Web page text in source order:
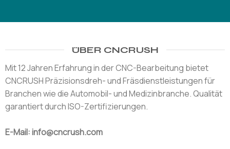
ÜBER CNCRUSH
Mit 12 Jahren Erfahrung in der CNC-Bearbeitung bietet
CNCRUSH Präzisionsdreh- und Fräsdienstleistungen für
Branchen wie die Automobil- und Medizinbranche. Qualität
garantiert durch ISO-Zertifizierungen.
E-Mail: info@cncrush.com